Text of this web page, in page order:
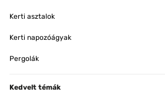
Kerti asztalok
Kerti napozóágyak
Pergolák
Kedvelt témák